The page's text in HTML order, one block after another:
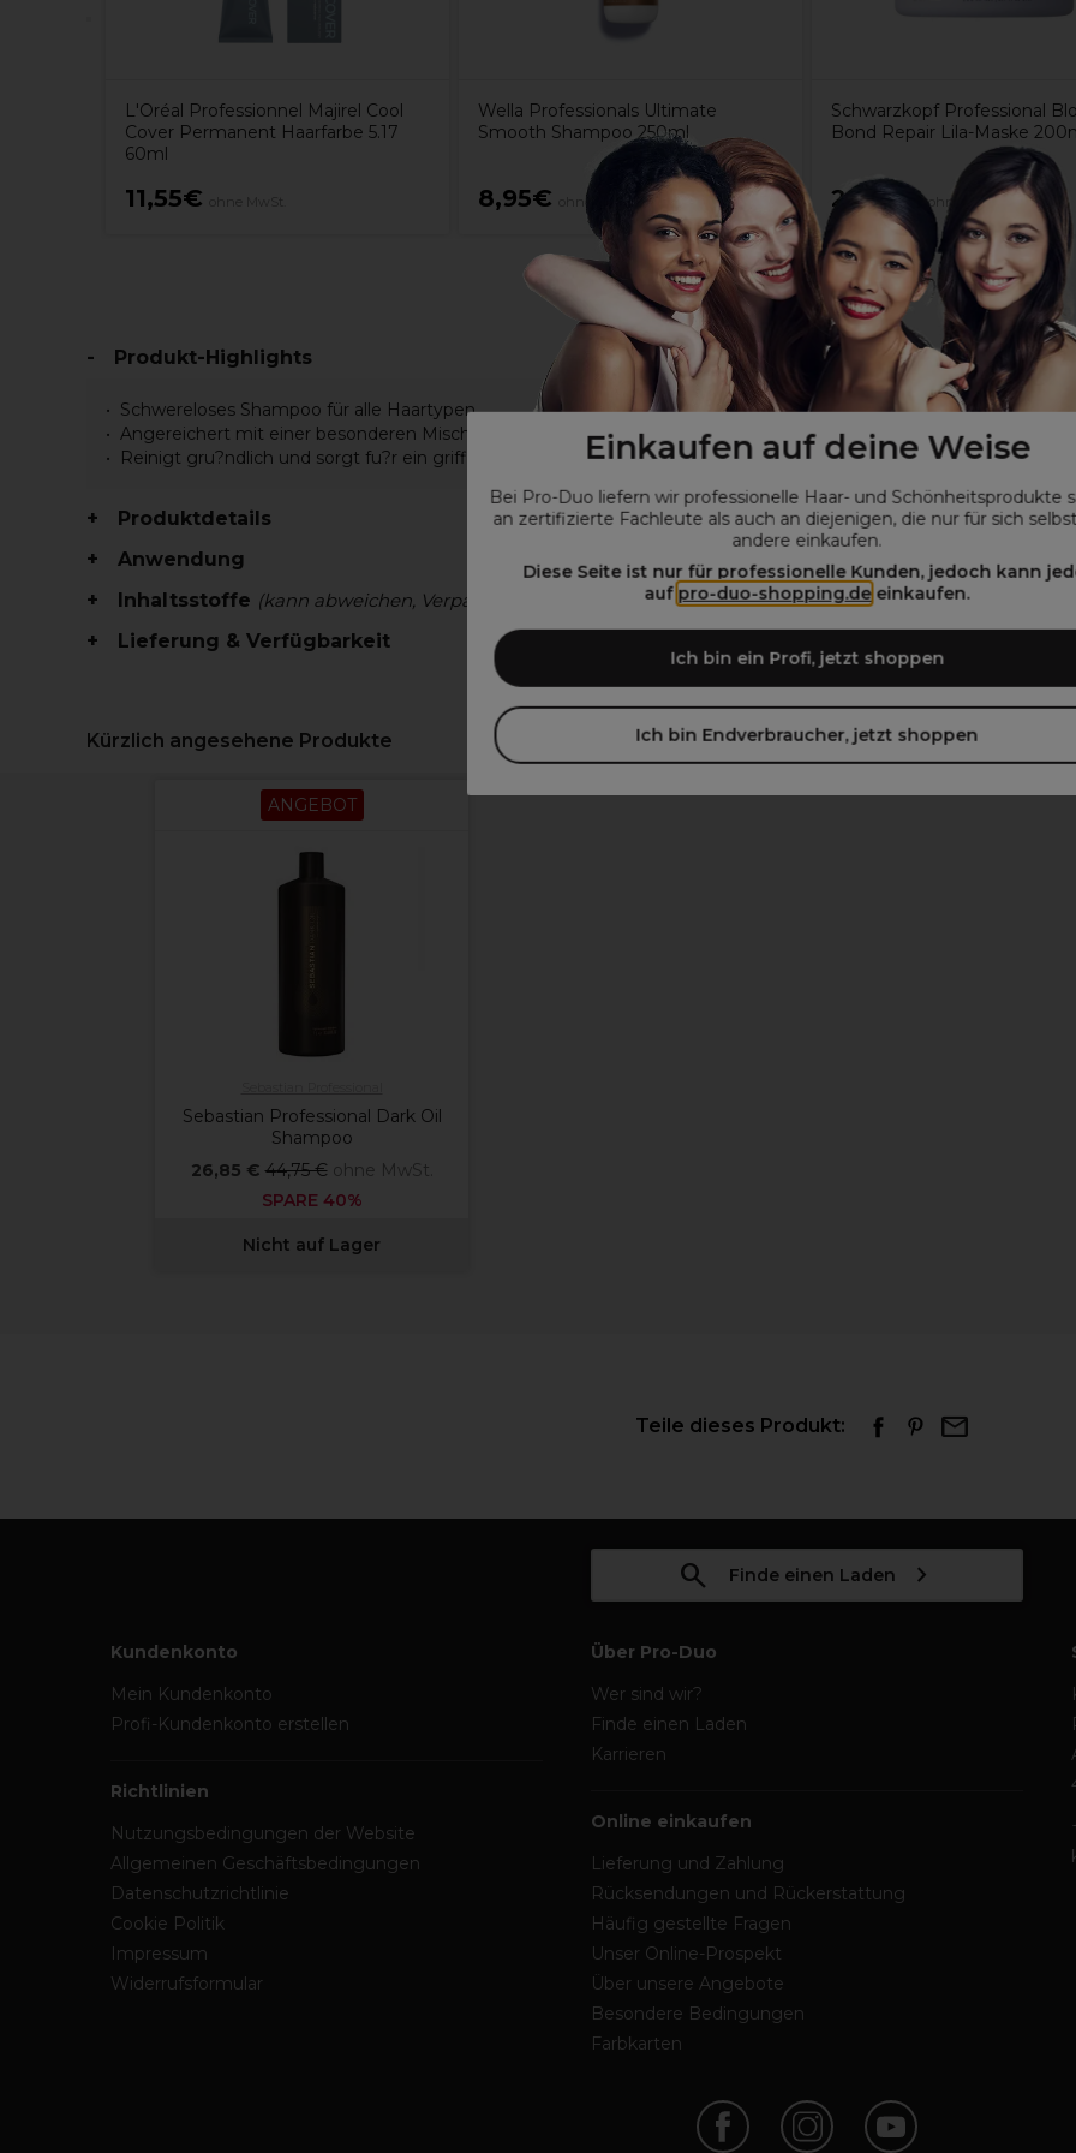
Einkaufen auf deine Weise
Bei Pro-Duo liefern wir professionelle Haar- und Schönheitsprodukte
an zertifizierte Fachleute als auch an diejenigen, die nur für sich
andere einkaufen.
Diese Seite ist nur für professionelle Kunden, jedoch kann
auf pro-duo-shopping.deeinkaufen.
Ich bin ein Profi, jetzt shoppen
Ich bin Endverbraucher, jetzt shoppen
L'Oréal Professionnel Majirel Cool
Cover Permanent Haarfarbe 5.17
60ml
11,55€
Wella Professionals Ultimate
Smooth Shampoo 250ml
8,95€
Schwarzkopf Professional
Bond Repair Lila-Maske
22,49€ ohne MwSt.
Produkt-Highlights
Schwereloses Shampoo für alle Haartypen.
Angereichert mit einer besonderen Mischung natürlicher Öle
Reinigt gru?ndlich und sorgt fu?r ein griffiges Haargefu?hl.
Produktdetails
Anwendung
Inhaltsstoffe (kann abweichen, Verpackung beachten)
Lieferung & Verfügbarkeit
Kürzlich angesehene Produkte
ANGEBOT
Sebastian Professional Dark Oil
Shampoo
26,85 € 44,75 € ohne MwSt.
SPARE 40%
Nicht auf Lager
Teile dieses Produkt:
Finde einen Laden
Kundenkonto
Mein Kundenkonto
Profi-Kundenkonto erstellen
Richtlinien
Nutzungsbedingungen der Website
Allgemeinen Geschäftsbedingungen
Datenschutzrichtlinie
Cookie Politik
Impressum
Widerrufsformular
Über Pro-Duo
Wer sind wir?
Finde einen Laden
Karrieren
Online einkaufen
Lieferung und Zahlung
Rücksendungen und Rückerstattung
Häufig gestellte Fragen
Unser Online-Prospekt
Über unsere Angebote
Besondere Bedingungen
Farbkarten